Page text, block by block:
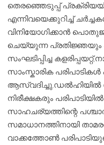
തെരഞ്ഞെടുപ്പ്
എന്നിവയെക്കുറിച്ച്
വിനിയോഗിക്കാൻ
ചെയ്യുന്ന
സംഘടിപ്പിച്ച
സാംസ്കാരിക
ആസ്വദിച്ചു.ഡൽഹിയിൽ
നിരീക്ഷകരും
സാഹചര്യത്തിന്റെ
സമാധാനത്തിനായി
വാക്കത്തോൺ